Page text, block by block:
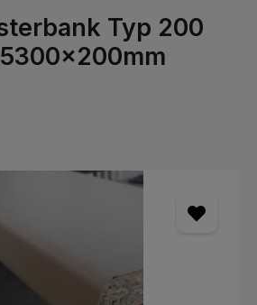
Typ 200